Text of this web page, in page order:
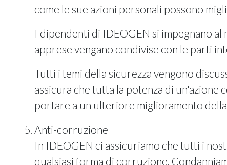
come le sue azioni personali possono
I dipendenti di IDEOGEN si impegnano
apprese vengano condivise con le parti
Tutti i temi della sicurezza vengono
assicura che tutta la potenza di un'azione
portare a un ulteriore miglioramento
Anti-corruzione
In IDEOGEN ci assicuriamo che tutti i
qualsiasi forma di corruzione.